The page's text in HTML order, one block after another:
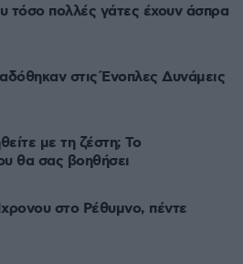
τόσο πολλές γάτες έχουν άσπρα
στις Ένοπλες Δυνάμεις
με τη ζέστη; Το
θα σας βοηθήσει
στο Ρέθυμνο, πέντε